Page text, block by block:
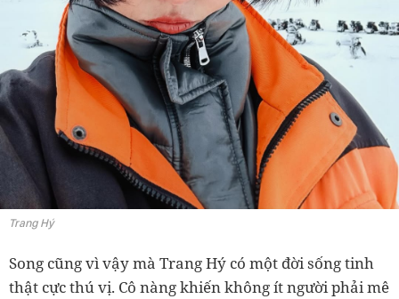
Trang Hý
Song cũng vì vậy mà Trang Hý có một đời sống tinh
thật cực thú vị. Cô nàng khiến không ít người phải mê